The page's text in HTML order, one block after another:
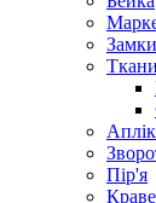
Пір'я